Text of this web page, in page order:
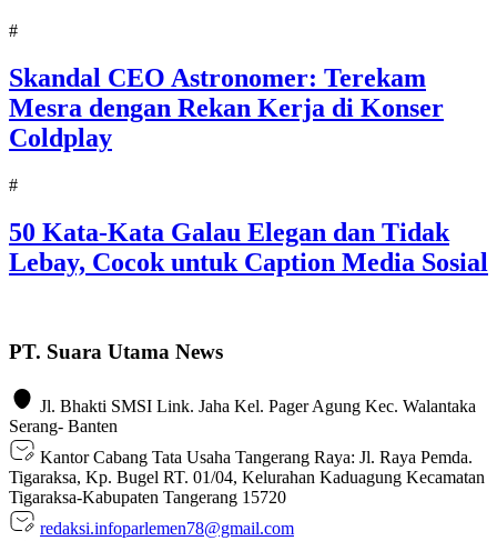
#
Skandal CEO Astronomer: Terekam
Mesra dengan Rekan Kerja di Konser
Coldplay
#
50 Kata-Kata Galau Elegan dan Tidak
Lebay, Cocok untuk Caption Media Sosial
PT. Suara Utama News
Jl. Bhakti SMSI Link. Jaha Kel. Pager Agung Kec. Walantaka
Serang- Banten
Kantor Cabang Tata Usaha Tangerang Raya: Jl. Raya Pemda.
Tigaraksa, Kp. Bugel RT. 01/04, Kelurahan Kaduagung Kecamatan
Tigaraksa-Kabupaten Tangerang 15720
redaksi.infoparlemen78@gmail.com